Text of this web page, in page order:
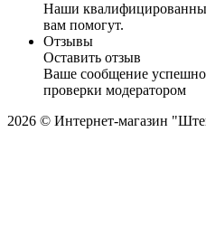
Наши
вам помогут.
Отзывы
Оставить отзыв
Ваше сообщение
проверки модератором
2026 © Интернет-магазин